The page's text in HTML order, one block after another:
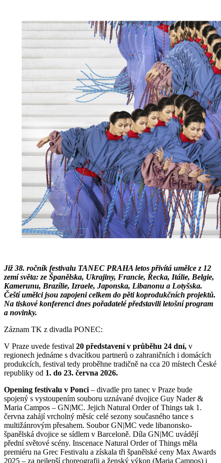
Již 38. ročník festivalu TANEC PRAHA letos přivítá umělce z 12
zemí světa: ze Španělska, Ukrajiny, Francie, Řecka, Itálie, Belgie,
Kamerunu, Brazílie, Izraele, Japonska, Libanonu a Lotyšska.
Čeští umělci jsou zapojeni celkem do pěti koprodukčních projektů.
Na tiskové konferenci dnes pořadatelé představili letošní program
a novinky.
Záznam TK z divadla PONEC:
V Praze uvede festival 20 představení v průběhu 24 dní, v
regionech jednáme s dvacítkou partnerů o zahraničních i domácích
produkcích, festival tedy proběhne tradičně na cca 20 místech České
republiky od 1. do 23. června 2026.
Opening festivalu v Ponci – divadle pro tanec v Praze bude
spojený s vystoupením souboru uznávané dvojice Guy Nader &
Maria Campos – GN|MC. Jejich Natural Order of Things tak 1.
června zahájí vrcholný měsíc celé sezony současného tance s
multižánrovým přesahem. Soubor GN|MC vede libanonsko-
španělská dvojice se sídlem v Barceloně. Díla GN|MC uvádějí
přední světové scény. Inscenace Natural Order of Things měla
premiéru na Grec Festivalu a získala tři španělské ceny Max Awards
2025 – za nejlepší choreografii a ženský výkon (Maria Campos) i